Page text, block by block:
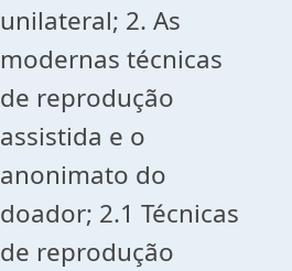
unilateral; 2. As
modernas técnicas
de reprodução
assistida e o
anonimato do
doador; 2.1 Técnicas
de reprodução